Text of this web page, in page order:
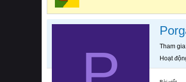
Tham gia
Hoạt